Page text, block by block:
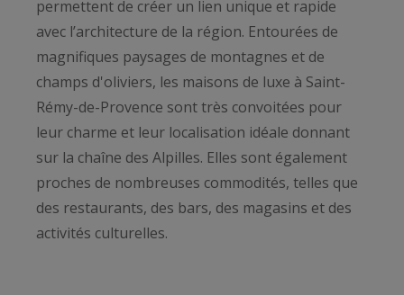
permettent de créer un lien unique et rapide
avec l’architecture de la région. Entourées de
magnifiques paysages de montagnes et de
champs d'oliviers, les maisons de luxe à Saint-
Rémy-de-Provence sont très convoitées pour
leur charme et leur localisation idéale donnant
sur la chaîne des Alpilles. Elles sont également
proches de nombreuses commodités, telles que
des restaurants, des bars, des magasins et des
activités culturelles.